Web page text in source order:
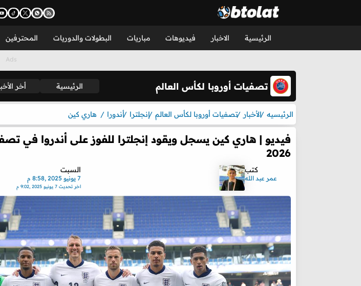
الرئيسية الاخبار فيديوهات مباريات البطولات والدوريات المحترفين
تصفيات أوروبا لكأس العالم الرئيسية أخر
الرئيسيه الأخبار تصفيات أوروبا لكأس العالم إنجلترا أندورا هاري كين
فيديو | هاري كين يسجل ويقود إنجلترا للفوز على أندروا في
2026
كتب
عمر عبد الله
السبت
7 يونيو 2025 ,8:58 م
اخر تحديث 7 يونيو 2025 ,9:02 م